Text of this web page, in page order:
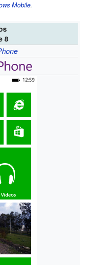
Mobile.
8